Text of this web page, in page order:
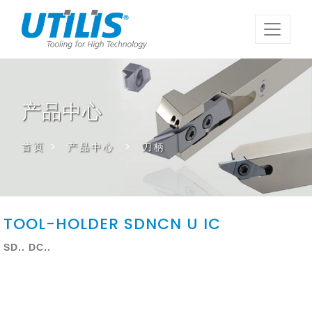
产品中心
首页 > 产品中心 > 刀柄
TOOL-HOLDER SDNCN U IC
SD.. DC..